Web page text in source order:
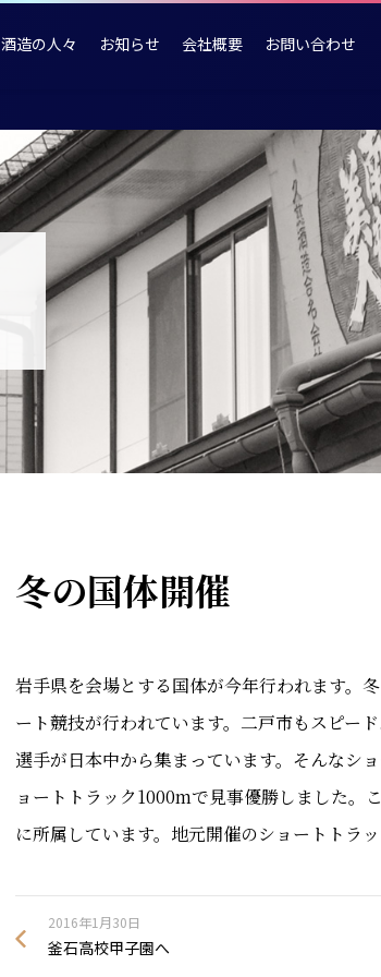
酒造の人々 お知らせ 会社概要 お問い合わせ
冬の国体開催
岩手県を会場とする国体が今年行われます。
ート競技が行われています。二戸市もスピー
選手が日本中から集まっています。そんなシ
ョートトラック1000mで見事優勝しました。
に所属しています。地元開催のショートトラ
2016年1月30日
釜石高校甲子園へ